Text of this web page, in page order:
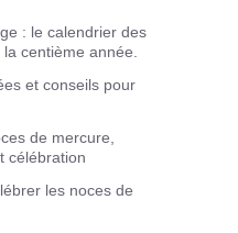
: le calendrier des
centième année.
et conseils pour
de mercure,
célébration
les noces de